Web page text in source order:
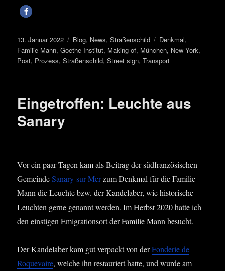
Veröffentlicht
am
13. Januar 2022 Kategorien
Blog, News,Straßenschild Schlagwörter
Denkmal,
Familie Mann,Goethe-Institut, Making-of, München, New York,
Post, Prozess,Straßenschild,Street sign,Transport
Eingetroffen: Leuchte aus
Sanary
Vor ein paar Tagen kam als Bei­trag der süd­fran­zö­si­schen
Gemein­deSana­ry-sur-Merzum Denk­mal für die Fami­lie
Mann die Leuch­te bzw. der Kan­de­la­ber, wie his­to­ri­sche
Leuch­ten ger­ne genannt wer­den. Im Herbst 2020 hat­te ich
den eins­ti­gen Emi­gra­ti­ons­ort der Fami­lie Mann besucht.
Der Kan­de­la­ber kam gut ver­packt von derFon­de­rie de
Roque­vai­re, wel­che ihn restau­riert hat­te, und wur­de am